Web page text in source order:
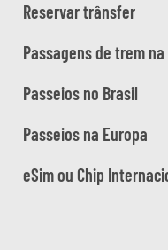
Reservar trânsfer
Passagens de trem na
Passeios no Brasil
Passeios na Europa
eSim ou Chip